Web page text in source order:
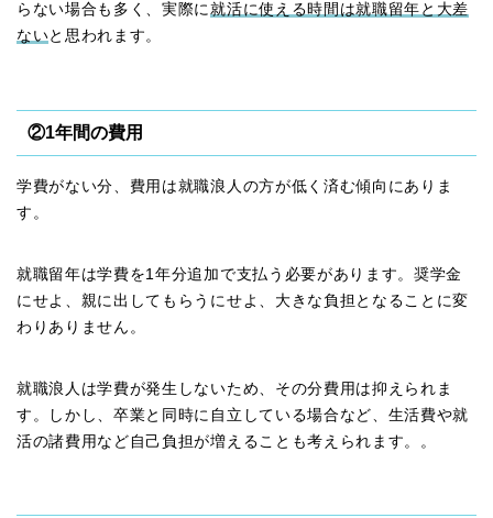
らない場合も多く、実際に就活に使える時間は就職留年と大差
ないと思われます。
②1年間の費用
学費がない分、費用は就職浪人の方が低く済む傾向にありま
す。
就職留年は学費を1年分追加で支払う必要があります。奨学金
にせよ、親に出してもらうにせよ、大きな負担となることに変
わりありません。
就職浪人は学費が発生しないため、その分費用は抑えられま
す。しかし、卒業と同時に自立している場合など、生活費や就
活の諸費用など自己負担が増えることも考えられます。。